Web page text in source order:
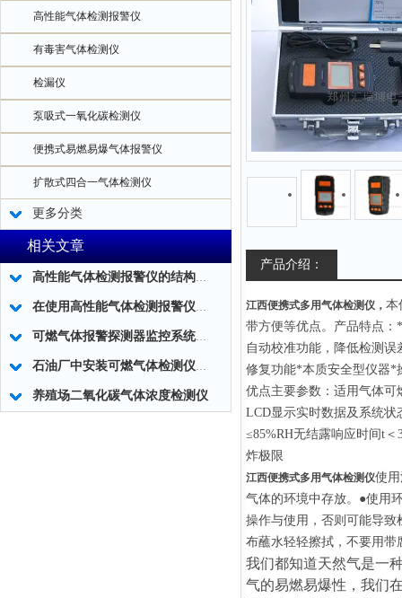
高性能气体检测报警仪
有毒害气体检测仪
检漏仪
泵吸式一氧化碳检测仪
便携式易燃易爆气体报警仪
扩散式四合一气体检测仪
更多分类
相关文章
高性能气体检测报警仪的结构和施工说明
在使用高性能气体检测报警仪时一定要知道这些注意事项
可燃气体报警探测器监控系统的调试要求
石油厂中安装可燃气体检测仪确保安全生产
养殖场二氧化碳气体浓度检测仪
产品介绍：
江西便携式多用气体检测仪 ， 本
带方便等优点。产品特点
自动校准功能，降低检测
修复功能*本质安全型仪器*
优点主要参数：适用气体可
LCD显示实时数据及系统
≤85%RH无结露响应时间t
炸极限
江西便携式多用气体检测仪使
气体的环境中存放。●使用
操作与使用，否则可能导
布蘸水轻轻擦拭，不要用
我们都知道天然气是一
气的易燃易爆性，我们